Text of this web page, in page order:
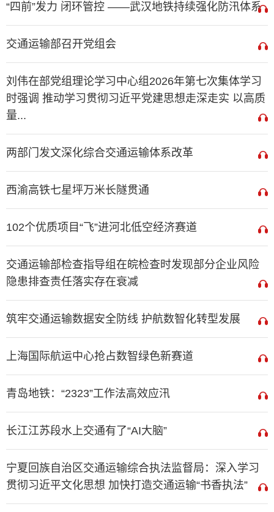
“四前”发力 闭环管控 ——武汉地铁持续强化防汛体系
交通运输部召开党组会
刘伟在部党组理论学习中心组2026年第七次集体学习
时强调 推动学习贯彻习近平党建思想走深走实 以高质
量...
两部门发文深化综合交通运输体系改革
西渝高铁七星坪万米长隧贯通
102个优质项目“飞”进河北低空经济赛道
交通运输部检查指导组在皖检查时发现部分企业风险
隐患排查责任落实存在衰减
筑牢交通运输数据安全防线 护航数智化转型发展
上海国际航运中心抢占数智绿色新赛道
青岛地铁：“2323”工作法高效应汛
长江江苏段水上交通有了“AI大脑”
宁夏回族自治区交通运输综合执法监督局：深入学习
贯彻习近平文化思想 加快打造交通运输“书香执法”